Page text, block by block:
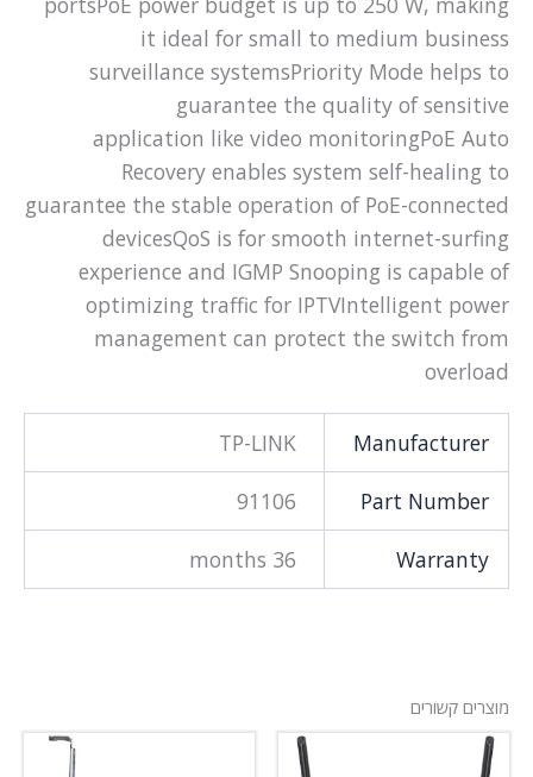
it ideal for small to medium business
surveillance systemsPriority Mode helps to
guarantee the quality of sensitive
application like video monitoringPoE Auto
Recovery enables system self-healing to
guarantee the stable operation of PoE-connected
devicesQoS is for smooth internet-surfing
experience and IGMP Snooping is capable of
optimizing traffic for IPTVIntelligent power
management can protect the switch from
overload
Manufacturer
TP-LINK
Part Number
91106
Warranty
36 months
מוצרים קשורים